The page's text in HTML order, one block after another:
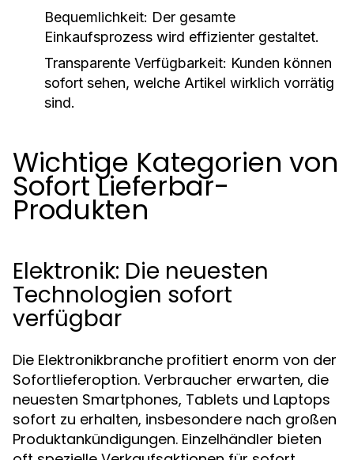
Bequemlichkeit: Der gesamte
Einkaufsprozess wird effizienter gestaltet.
Transparente Verfügbarkeit: Kunden können
sofort sehen, welche Artikel wirklich vorrätig
sind.
Wichtige Kategorien von
Sofort Lieferbar-
Produkten
Elektronik: Die neuesten
Technologien sofort
verfügbar
Die Elektronikbranche profitiert enorm von der
Sofortlieferoption. Verbraucher erwarten, die
neuesten Smartphones, Tablets und Laptops
sofort zu erhalten, insbesondere nach großen
Produktankündigungen. Einzelhändler bieten